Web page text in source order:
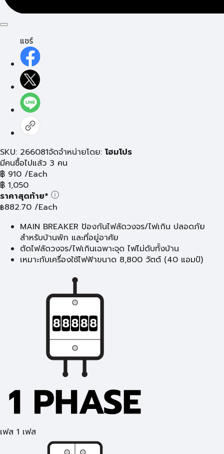
แชร์
SKU: 266081จัดจำหน่ายโดย: โฮมโปร
มีคนซื้อไปแล้ว 3 คน
฿ 910 /Each
฿ 1,050
ราคาสุดท้าย*
฿882.70 /Each
MAIN BREAKER ป้องกันไฟลัดวงจร/ไฟเกิน ปลอดภัย
สำหรับบ้านพัก และที่อยู่อาศัย
ตัดไฟลัดวงจร/ไฟเกินเฉพาะจุด ไฟไม่ดับทั้งบ้าน
เหมาะกับเครื่องใช้ไฟฟ้าขนาด 8,800 วัตต์ (40 แอมป์)
เฟส 1 เฟส